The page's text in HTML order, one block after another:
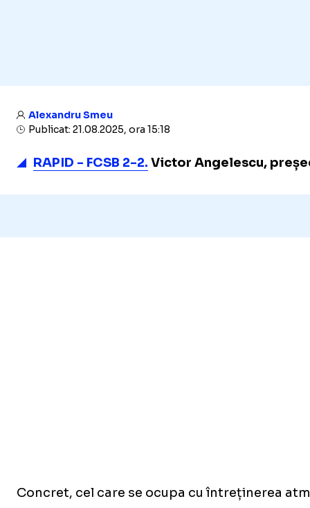
Alexandru Smeu
Publicat: 21.08.2025, ora 15:18
RAPID - FCSB 2-2. Victor Angelescu,
Concret, cel care se ocupa cu întreținerea